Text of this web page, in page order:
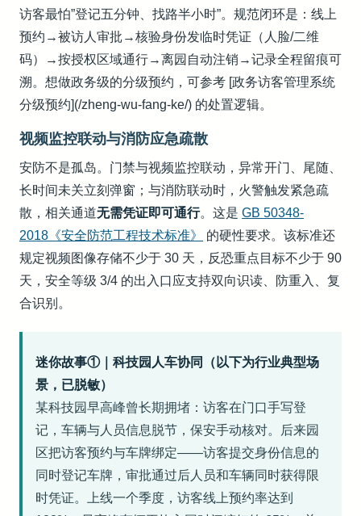
访客最怕”登记五分钟、找路半小时”。规范闭环是：线上
预约→被访人审批→核验身份发临时凭证（人脸/二维
码）→按授权区域通行→离园自动注销→记录全程留痕可
溯。想做政务级的分级预约，可参考 [政务访客管理系统
分级预约](/zheng-wu-fang-ke/) 的处置逻辑。
视频监控联动与消防应急疏散
安防不是孤岛。门禁与视频监控联动，异常开门、尾随、
长时间未关立刻弹窗；与消防联动时，火警触发紧急疏
散，相关通道无需凭证即可通行。这是 GB 50348-
2018《安全防范工程技术标准》
的硬性要求。该标准还
规定视频图像存储不少于 30 天，反恐重点目标不少于 90
天，安全等级 3/4 的出入口应支持双向识读、防重入、复
合识别。
迷你故事①｜科技园人车协同（以下为行业典型场
景，已脱敏）
某科技园早高峰曾长期拥堵：访客在门口手写登
记，车辆与人员信息脱节，保安手动核对。后来园
区把访客预约与车牌绑定——访客提交身份信息的
同时登记车牌，审批通过后人员和车辆同时获得限
时凭证。上线一个季度，访客线上预约率达到